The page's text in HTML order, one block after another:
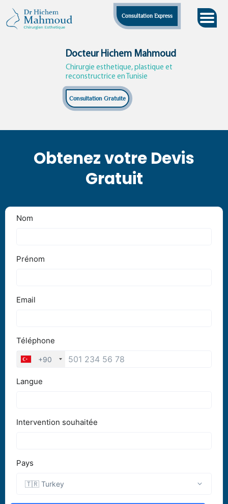
content
Consultation Express
Docteur Hichem Mahmoud
Chirurgie esthetique, plastique et
reconstructrice en Tunisie
Consultation Gratuite
Obtenez votre Devis
Gratuit